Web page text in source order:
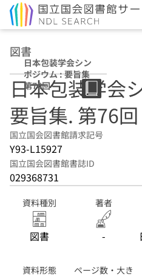
図書
日本包装学会シン
ポジウム : 要旨集
第76回
日本包装学会
要旨集. 第76回
国立国会図書館請求記号
Y93-L15927
国立国会図書館書誌ID
029368731
資料種別
図書
著者
-
資料形態
ページ数・大き